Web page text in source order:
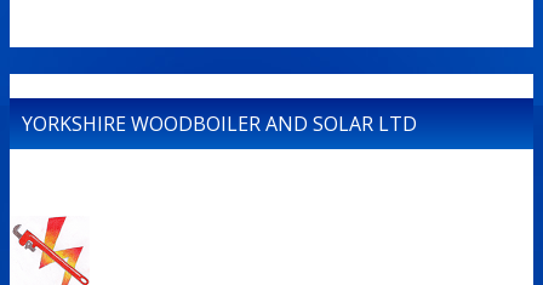
YORKSHIRE WOODBOILER AND SOLAR LTD